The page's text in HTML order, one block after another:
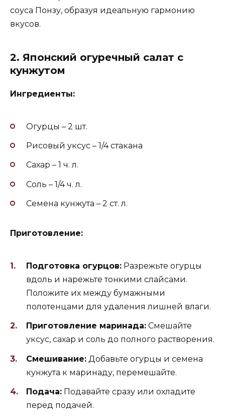
соуса Понзу, образуя идеальную гармонию
вкусов.
2. Японский огуречный салат с
кунжутом
Ингредиенты:
Огурцы – 2 шт.
Рисовый уксус – 1/4 стакана
Сахар – 1 ч. л.
Соль – 1/4 ч. л.
Семена кунжута – 2 ст. л.
Приготовление:
Подготовка огурцов: Разрежьте огурцы
вдоль и нарежьте тонкими слайсами.
Положите их между бумажными
полотенцами для удаления лишней влаги.
Приготовление маринада: Смешайте
уксус, сахар и соль до полного растворения.
Смешивание: Добавьте огурцы и семена
кунжута к маринаду, перемешайте.
Подача: Подавайте сразу или охладите
перед подачей.